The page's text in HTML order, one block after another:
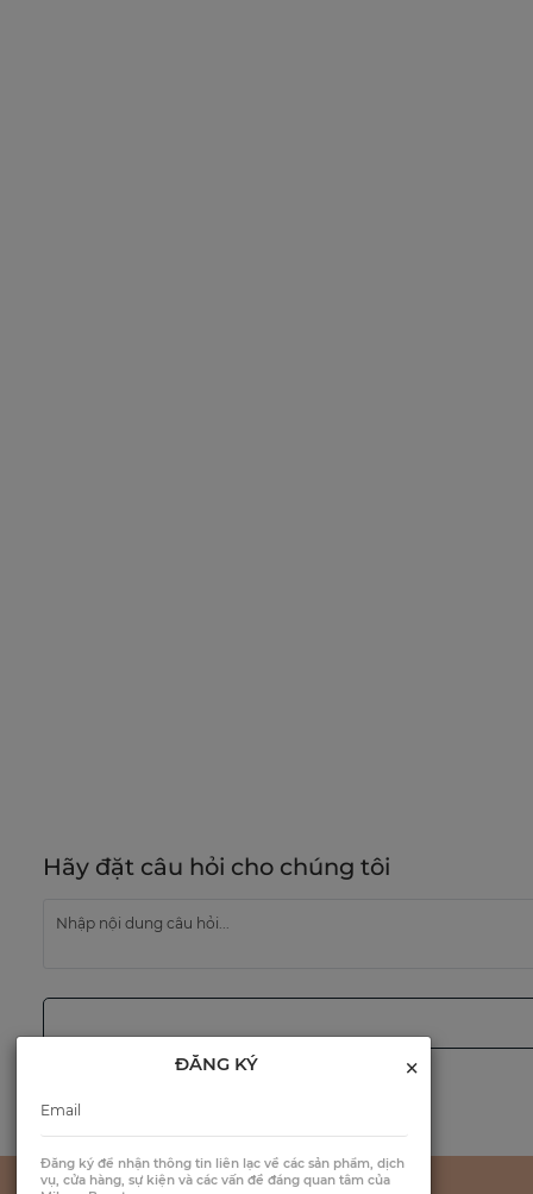
ĐĂNG KÝ ×
Đăng ký để nhận thông tin liên lạc về các sản phẩm, dịch
vụ, cửa hàng, sự kiện và các vấn đề đáng quan tâm của
Hãy đặt câu hỏi cho chúng tôi